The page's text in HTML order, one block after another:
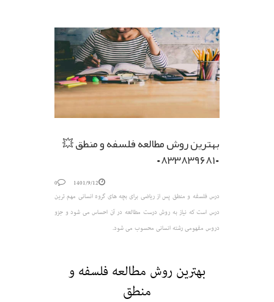
بهترین روش مطالعه فلسفه و منطق 💥
۰۸۳۳۸۳۹۶۸۱۰
1401/9/12
0
درس فلسفه و منطق پس از ریاضی برای بچه های گروه انسانی مهم ترین
درس است که نیاز به روش درست مطالعه در آن احساس می شود و جزو
دروس مفهومی رشته انسانی محسوب می شود.
بهترین روش مطالعه فلسفه و
منطق